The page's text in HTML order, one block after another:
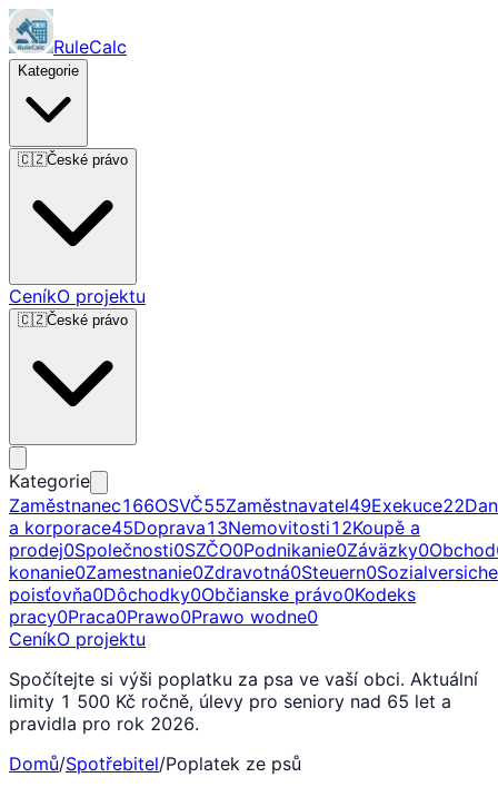
RuleCalc
Kategorie
🇨🇿České právo
CeníkO projektu
🇨🇿České právo
Kategorie
Zaměstnanec166OSVČ55Zaměstnavatel49Exekuce22
a korporace45Doprava13Nemovitosti12Koupě a
prodej0Společnosti0SZČO0Podnikanie0Záväzky0Obchod
konanie0Zamestnanie0Zdravotná0Steuern0
poisťovňa0Dôchodky0Občianske právo0Kodeks
pracy0Praca0Prawo0Prawo wodne0
CeníkO projektu
Spočítejte si výši poplatku za psa ve vaší obci. Aktuální
limity 1 500 Kč ročně, úlevy pro seniory nad 65 let a
pravidla pro rok 2026.
Domů/Spotřebitel/Poplatek ze psů